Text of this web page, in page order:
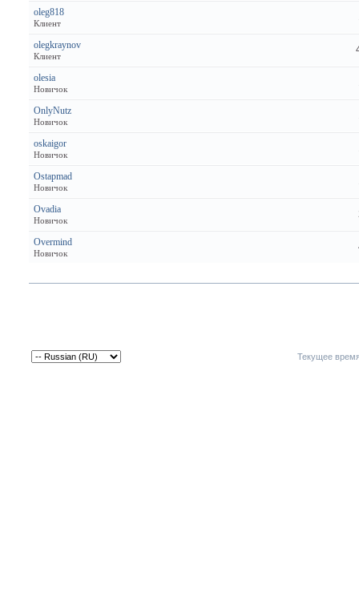
oleg818
Клиент
olegkraynov
Клиент
olesia
Новичок
OnlyNutz
Новичок
oskaigor
Новичок
Ostapmad
Новичок
Ovadia
Новичок
Overmind
Новичок
Текущее